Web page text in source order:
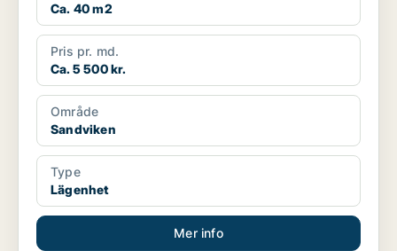
Ca. 40 m2
Pris pr. md.
Ca. 5 500 kr.
Område
Sandviken
Type
Lägenhet
Mer info